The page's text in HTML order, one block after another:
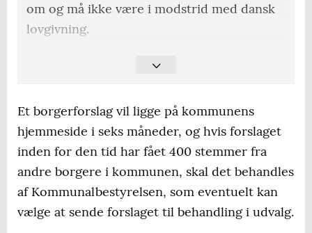
om og må ikke være i modstrid med dansk
lovgivning.
Det må ikke være et forslag, som
beslutning om.
Det må ikke tidligere have været stillet som
borgerforslag.
Det må ikke være injurierende eller
indeholde fortrolige eller personfølsomme
Et borgerforslag vil ligge på kommunens
hjemmeside i seks måneder, og hvis forslaget
inden for den tid har fået 400 stemmer fra
andre borgere i kommunen, skal det behandles
af Kommunalbestyrelsen, som eventuelt kan
vælge at sende forslaget til behandling i udvalg.